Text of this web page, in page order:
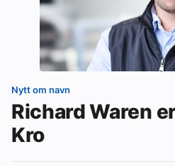
Nytt om navn
Richard Waren
Kro